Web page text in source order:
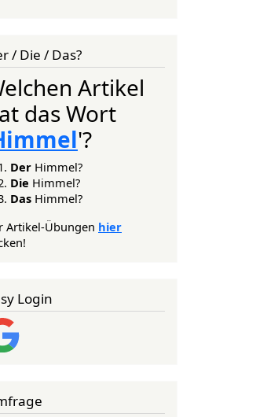
/ Die / Das?
Artikel
das Wort
'?
Der Himmel?
Die Himmel?
Das Himmel?
Artikel-Übungen hier
Login